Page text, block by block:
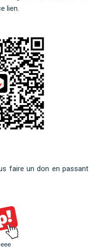
lien
faire un don en passant